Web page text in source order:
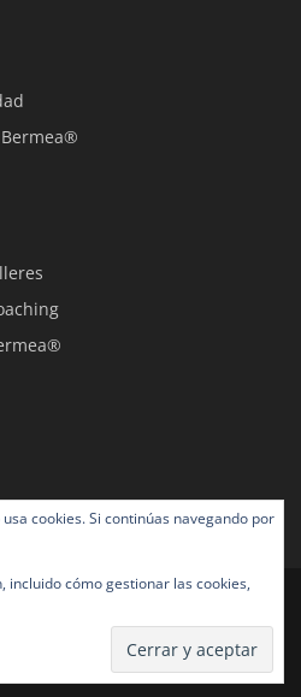
los derechos reservados |
Studios
cookies. Si continúas navegando por
incluido cómo gestionar las cookies,